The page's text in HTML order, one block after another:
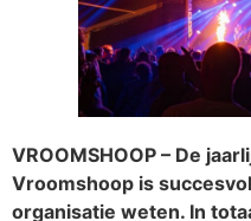
VROOMSHOOP – De
Vroomshoop is
organisatie weten. In